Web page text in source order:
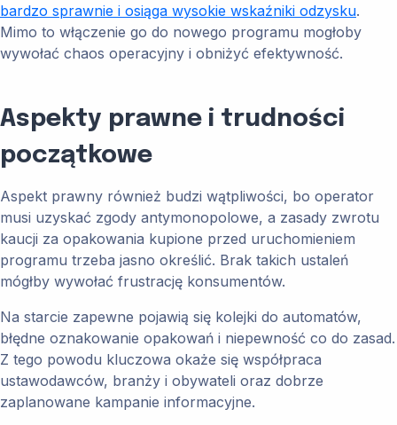
bardzo sprawnie i osiąga wysokie wskaźniki odzysku.
Mimo to włączenie go do nowego programu mogłoby
wywołać chaos operacyjny i obniżyć efektywność.
Aspekty prawne i trudności
początkowe
Aspekt prawny również budzi wątpliwości, bo operator
musi uzyskać zgody antymonopolowe, a zasady zwrotu
kaucji za opakowania kupione przed uruchomieniem
programu trzeba jasno określić. Brak takich ustaleń
mógłby wywołać frustrację konsumentów.
Na starcie zapewne pojawią się kolejki do automatów,
błędne oznakowanie opakowań i niepewność co do zasad.
Z tego powodu kluczowa okaże się współpraca
ustawodawców, branży i obywateli oraz dobrze
zaplanowane kampanie informacyjne.